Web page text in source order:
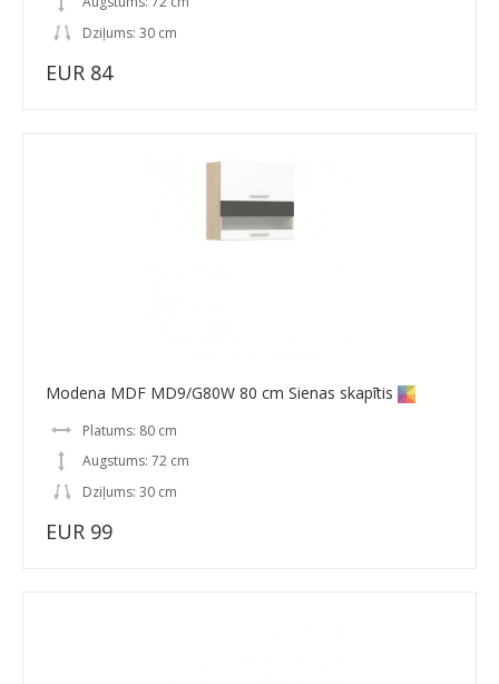
Dziļums: 30 cm
EUR 84
Modena MDF MD9/G80W 80 cm Sienas skapītis
Platums: 80 cm
Augstums: 72 cm
Dziļums: 30 cm
EUR 99